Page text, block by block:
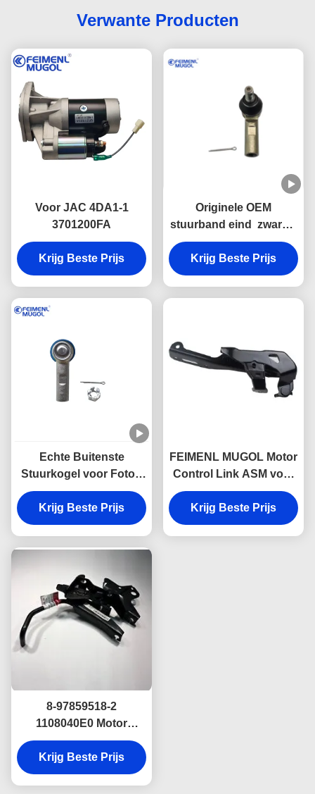
Verwante Producten
Voor JAC 4DA1-1
3701200FA
Krijg Beste Prijs
Originele OEM
stuurband eind ️ zware 6
holes voor Foton
Tunland & JAC T6 ️ 6
Lug 4WD M14
Krijg Beste Prijs
Echte Buitenste
Stuurkogel voor Foton
Tunland & JAC T6 – 5
Gaats 4WD voor 4WD
Pickups
Krijg Beste Prijs
FEIMENL MUGOL Motor
Control Link ASM voor
ISUZU NKR JAC 1040 8-
97859100-0 8978591000
Krijg Beste Prijs
8-97859518-2
1108040E0 Motor
Control Link ASM Voor
ISUZU NKR JAC Truck
Parts
Krijg Beste Prijs